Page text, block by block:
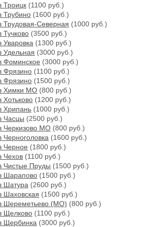
Троицк (1100 руб.)
Трубино (1600 руб.)
Трудовая-Северная (1000 руб.)
Тучково (3500 руб.)
Уваровка (1300 руб.)
Удельная (3000 руб.)
Фоминское (3000 руб.)
Фрязино (1100 руб.)
Фрязино (1500 руб.)
в Химки МО (800 руб.)
Хотьково (1200 руб.)
Хрипань (1000 руб.)
Часцы (2500 руб.)
Черкизово МО (800 руб.)
Черноголовка (1600 руб.)
Черное (1800 руб.)
Чехов (1100 руб.)
Чистые Пруды (1500 руб.)
Шарапово (1500 руб.)
Шатура (2600 руб.)
Шаховская (1500 руб.)
в Шереметьево (МО) (800 руб.)
Щелково (1100 руб.)
Щербинка (3000 руб.)